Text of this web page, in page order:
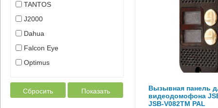
TANTOS
J2000
Dahua
Falcon Eye
Optimus
Сбросить Показать
Вызывная панель
видеодомофона
JSB-V082TM PAL